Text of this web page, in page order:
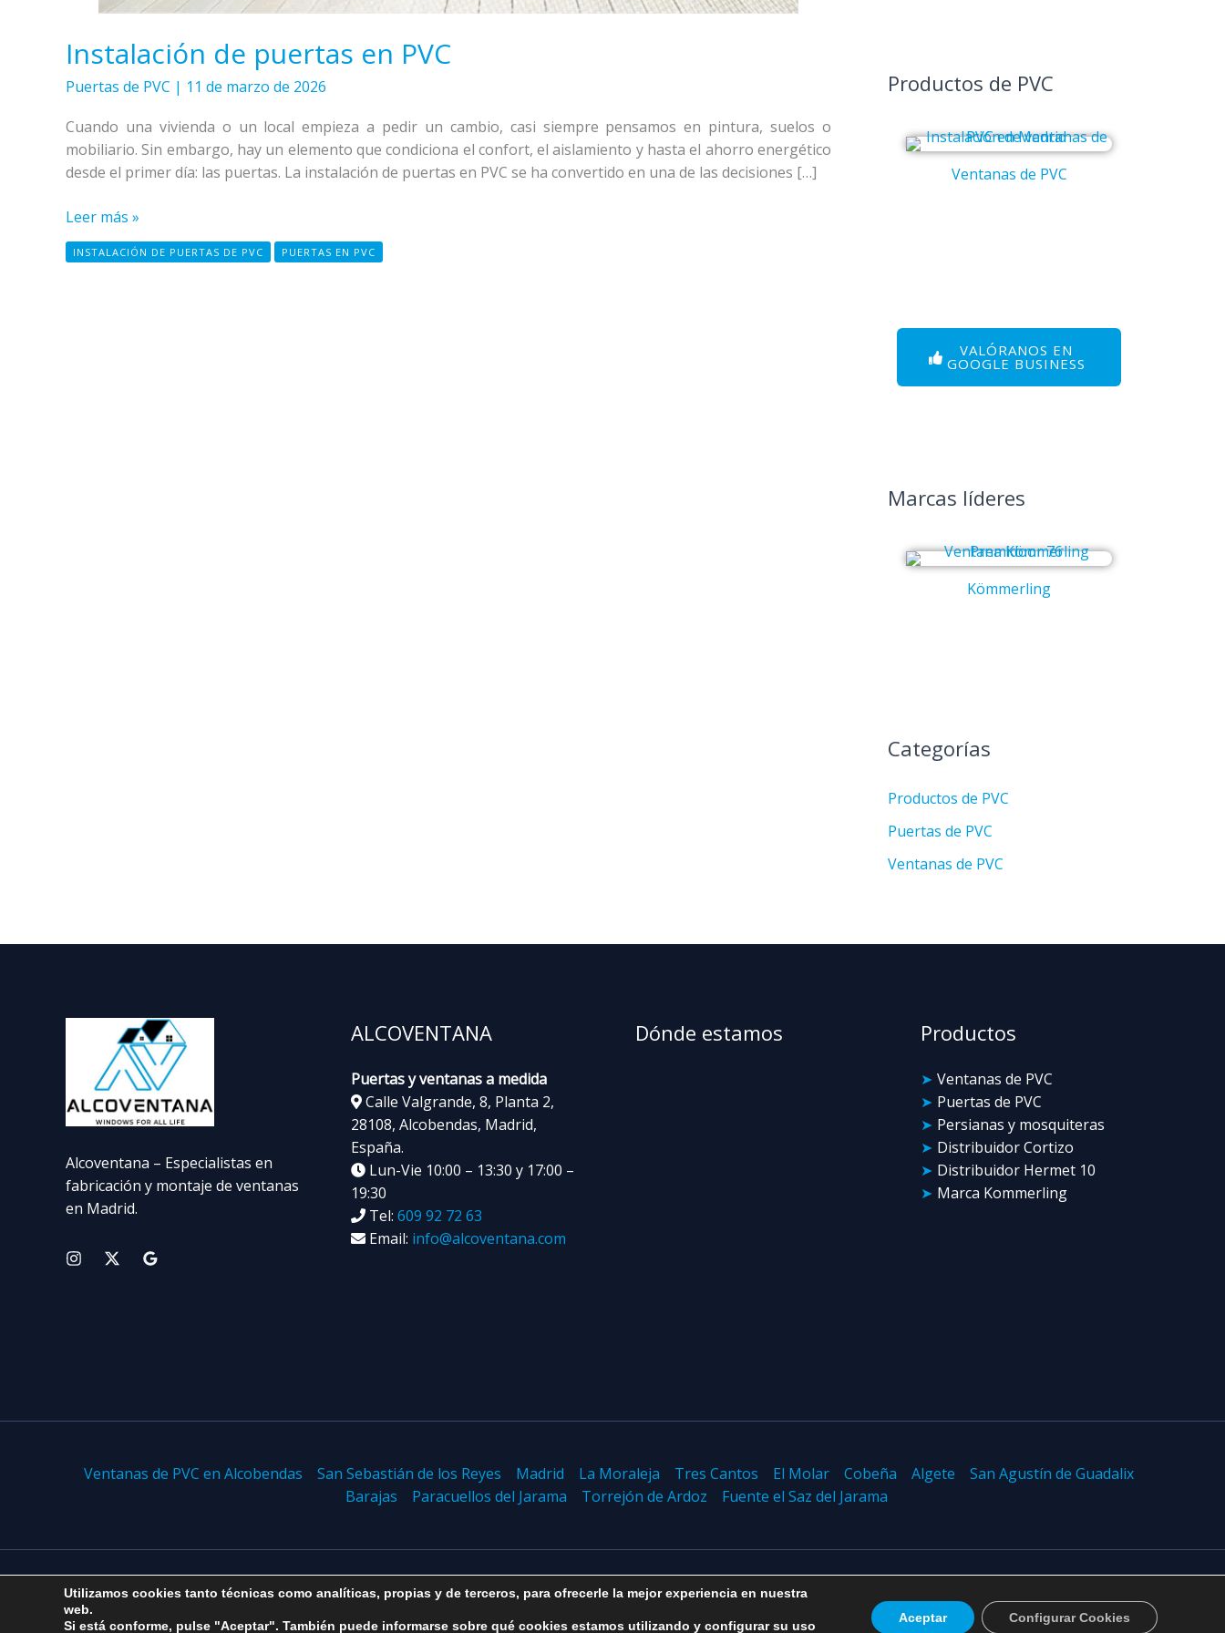
Instalación de puertas en PVC
Puertas de PVC | 11 de marzo de 2026
Cuando una vivienda o un local empieza a pedir un cambio, casi siempre pensamos en pintura, suelos o
mobiliario. Sin embargo, hay un elemento que condiciona el confort, el aislamiento y hasta el ahorro energético
desde el primer día: las puertas. La instalación de puertas en PVC se ha convertido en una de las decisiones […]
Leer más »
INSTALACIÓN DE PUERTAS DE PVC PUERTAS EN PVC
Productos de PVC
Ventanas de PVC
VALÓRANOS EN
GOOGLE BUSINESS
Marcas líderes
Kömmerling
Categorías
Productos de PVC
Puertas de PVC
Ventanas de PVC
Alcoventana – Especialistas en
fabricación y montaje de ventanas
en Madrid.
ALCOVENTANA
Puertas y ventanas a medida
Calle Valgrande, 8, Planta 2,
28108, Alcobendas, Madrid,
España.
Lun-Vie 10:00 – 13:30 y 17:00 –
19:30
Tel: 609 92 72 63
Email: info@alcoventana.com
Dónde estamos Productos
Ventanas de PVC
Puertas de PVC
Persianas y mosquiteras
Distribuidor Cortizo
Distribuidor Hermet 10
Marca Kommerling
Ventanas de PVC en Alcobendas San Sebastián de los Reyes Madrid La Moraleja Tres Cantos El Molar Cobeña Algete
San Agustín de Guadalix
Barajas
Paracuellos del Jarama Torrejón de Ardoz Fuente el Saz del Jarama
Copyright © 2026 Alcoventana Aviso legal-Política de privacidad-Política de cookies Design bySismit
Utilizamos cookies tanto técnicas como analíticas, propias y de terceros, para ofrecerle la mejor experiencia en nuestra
web.
Si está conforme, pulse "Aceptar". También puede informarse sobre qué cookies estamos utilizando y configurar su uso
Aceptar Configurar Cookies